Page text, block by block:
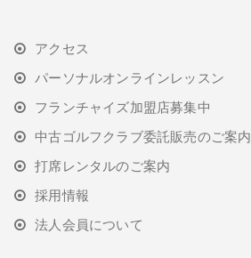
アクセス
パーソナルオンラインレッスン
フランチャイズ加盟店募集中
中古ゴルフクラブ委託販売のご案内
打席レンタルのご案内
採用情報
法人会員について